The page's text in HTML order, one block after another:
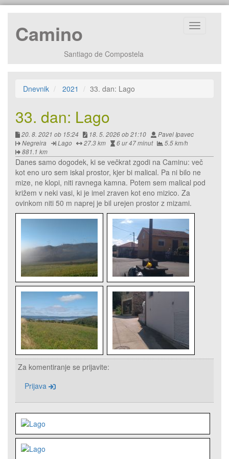
Camino
Santiago de Compostela
Prikaži
Dnevnik 2021 33. dan: Lago
33. dan: Lago
Ustvarjeno:
20. 8. 2021 ob 15:24 Urejeno:
18. 5. 2026 ob 21:10 Avtor:
Pavel Ipavec
Izhodišče:
Negreira Cilj:Lago Razdalja:
27.3 km Čas:
6 ur 47 minut Povprečna
5.5 km/h
Razdalja
od
zacetka
poti:
881.1 km
Danes samo dogodek, ki se večkrat zgodi na Caminu: več
kot eno uro sem iskal prostor, kjer bi malical. Pa ni bilo ne
mize, ne klopi, niti ravnega kamna. Potem sem malical pod
križem v neki vasi, ki je imel zraven kot eno mizico. Za
ovinkom niti 50 m naprej je bil urejen prostor z mizami.
Za komentiranje se prijavite:
Prijava